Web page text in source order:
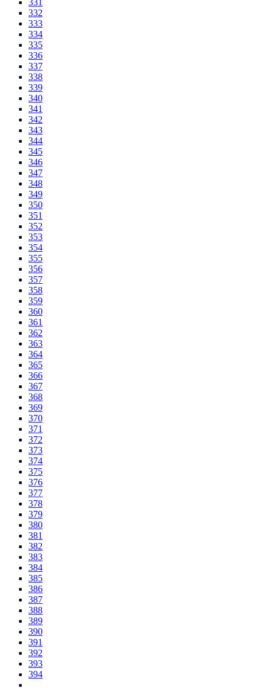
332
333
334
335
336
337
338
339
340
341
342
343
344
345
346
347
348
349
350
351
352
353
354
355
356
357
358
359
360
361
362
363
364
365
366
367
368
369
370
371
372
373
374
375
376
377
378
379
380
381
382
383
384
385
386
387
388
389
390
391
392
393
394